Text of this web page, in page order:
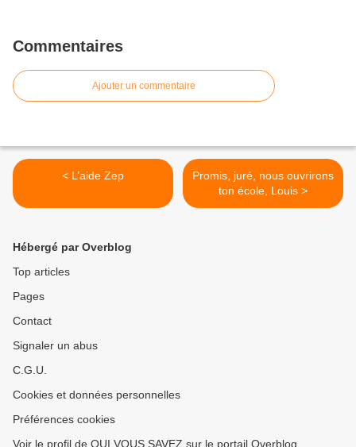
Commentaires
Ajouter un commentaire
< L’aide Zep
Promis, juré, nous ouvrirons
ton école, Louis >
Hébergé par Overblog
Top articles
Pages
Contact
Signaler un abus
C.G.U.
Cookies et données personnelles
Préférences cookies
Voir le profil de QUI VOUS SAVEZ sur le portail Overblog